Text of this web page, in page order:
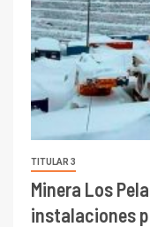
TITULAR 3
Minera Los
instalaciones